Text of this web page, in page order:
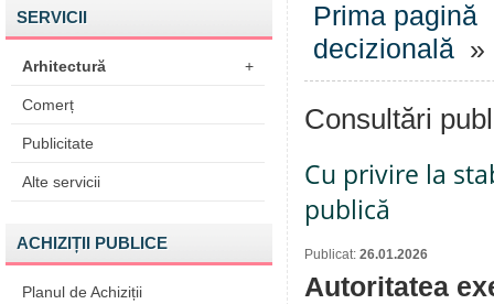
SERVICII
Arhitectură +
Comerț
Publicitate
Alte servicii
ACHIZIȚII PUBLICE
Planul de Achiziții
Prima pagină
decizională »
Consultări
Cu privire la
publică
Publicat: 26.01.2026
Autoritatea